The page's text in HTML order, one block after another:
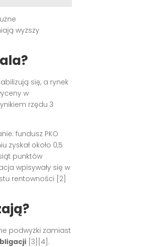
wyższy
się, a rynek
w
rzędu 3
fundusz PKO
zyskał około 0,5
punktów
wpisywały się w
rentowności [2]
podwyżki zamiast
[3][4].